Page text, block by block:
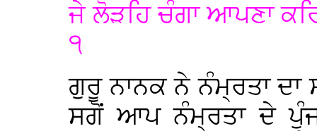
ਜੇ ਲੋੜਹਿ ਚੰਗਾ ਆਪਣਾ
੧
ਗੁਰੂ ਨਾਨਕ ਨੇ ਨੰਮ੍ਰਤਾ ਦਾ
ਸਗੋਂ ਆਪ ਨੰਮ੍ਰਤਾ ਦੇ ਪੁੰਜ